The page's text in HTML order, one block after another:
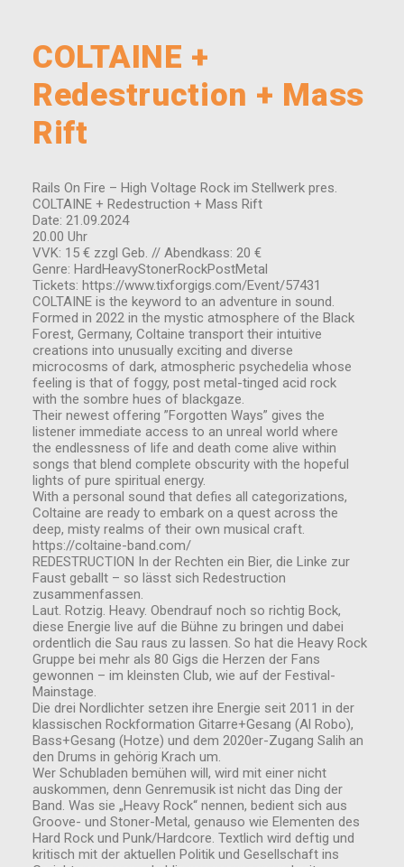
COLTAINE +
Redestruction + Mass
Rift
Rails On Fire – High Voltage Rock im Stellwerk pres.
COLTAINE + Redestruction + Mass Rift
Date: 21.09.2024
20.00 Uhr
VVK: 15 € zzgl Geb. // Abendkass: 20 €
Genre: HardHeavyStonerRockPostMetal
Tickets: https://www.tixforgigs.com/Event/57431
COLTAINE is the keyword to an adventure in sound.
Formed in 2022 in the mystic atmosphere of the Black
Forest, Germany, Coltaine transport their intuitive
creations into unusually exciting and diverse
microcosms of dark, atmospheric psychedelia whose
feeling is that of foggy, post metal-tinged acid rock
with the sombre hues of blackgaze.
Their newest offering ”Forgotten Ways” gives the
listener immediate access to an unreal world where
the endlessness of life and death come alive within
songs that blend complete obscurity with the hopeful
lights of pure spiritual energy.
With a personal sound that defies all categorizations,
Coltaine are ready to embark on a quest across the
deep, misty realms of their own musical craft.
https://coltaine-band.com/
REDESTRUCTION In der Rechten ein Bier, die Linke zur
Faust geballt – so lässt sich Redestruction
zusammenfassen.
Laut. Rotzig. Heavy. Obendrauf noch so richtig Bock,
diese Energie live auf die Bühne zu bringen und dabei
ordentlich die Sau raus zu lassen. So hat die Heavy Rock
Gruppe bei mehr als 80 Gigs die Herzen der Fans
gewonnen – im kleinsten Club, wie auf der Festival-
Mainstage.
Die drei Nordlichter setzen ihre Energie seit 2011 in der
klassischen Rockformation Gitarre+Gesang (Al Robo),
Bass+Gesang (Hotze) und dem 2020er-Zugang Salih an
den Drums in gehörig Krach um.
Wer Schubladen bemühen will, wird mit einer nicht
auskommen, denn Genremusik ist nicht das Ding der
Band. Was sie „Heavy Rock“ nennen, bedient sich aus
Groove- und Stoner-Metal, genauso wie Elementen des
Hard Rock und Punk/Hardcore. Textlich wird deftig und
kritisch mit der aktuellen Politik und Gesellschaft ins